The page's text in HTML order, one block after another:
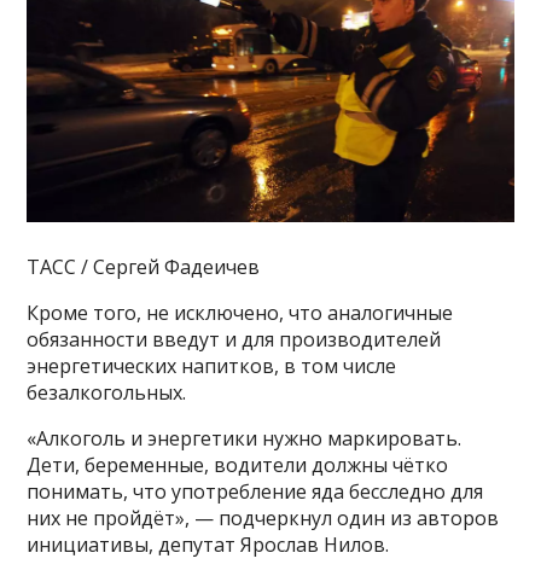
ТАСС / Сергей Фадеичев
Кроме того, не исключено, что аналогичные
обязанности введут и для производителей
энергетических напитков, в том числе
безалкогольных.
«Алкоголь и энергетики нужно маркировать.
Дети, беременные, водители должны чётко
понимать, что употребление яда бесследно для
них не пройдёт», — подчеркнул один из авторов
инициативы, депутат Ярослав Нилов.